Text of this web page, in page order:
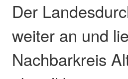
Der
weiter an und
Nachbarkreis